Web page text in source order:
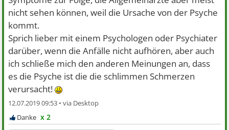
nicht sehen können, weil die Ursache von der Psyche
kommt.
Sprich lieber mit einem Psychologen oder Psychiater
darüber, wenn die Anfälle nicht aufhören, aber auch
ich schließe mich den anderen Meinungen an, dass
es die Psyche ist die die schlimmen Schmerzen
verursacht!
12.07.2019 09:53 •
x 2